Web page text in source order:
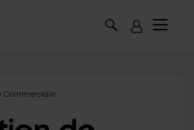
Commerciale